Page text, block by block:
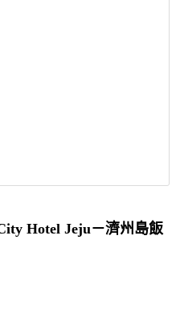
Hotel Jeju－濟州島飯